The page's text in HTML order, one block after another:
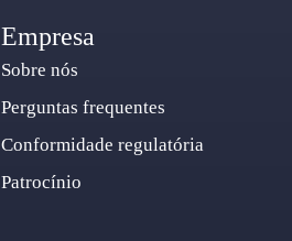
Empresa
Sobre nós
Perguntas frequentes
Conformidade regulatória
Patrocínio